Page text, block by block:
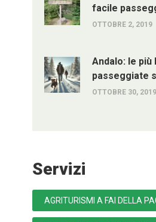
facile
OTTOBRE 2, 2019
Andalo: le più
passeggiate
OTTOBRE 30, 2019
Servizi
AGRITURISMI A FAI DELLA